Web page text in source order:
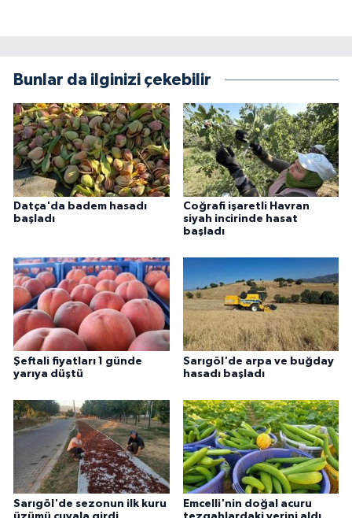
Bunlar da ilginizi çekebilir
Datça'da badem hasadı
başladı
Coğrafi işaretli Havran
siyah incirinde hasat
başladı
Şeftali fiyatları 1 günde
yarıya düştü
Sarıgöl'de arpa ve buğday
hasadı başladı
Sarıgöl'de sezonun ilk kuru
Emcelli'nin doğal acuru